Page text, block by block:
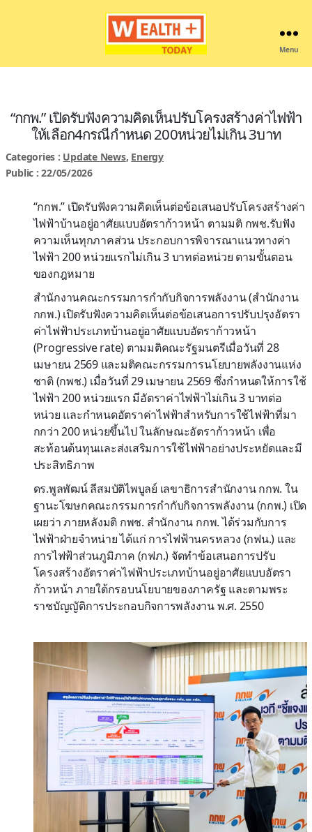
Menu
“กกพ.” เปิดรับฟังความคิดเห็นปรับโครงสร้างค่าไฟฟ้า
ให้เลือก4กรณีกำหนด 200หน่วยไม่เกิน 3บาท
Categories : Update News, Energy
Public : 22/05/2026
“กกพ.” เปิดรับฟังความคิดเห็นต่อข้อเสนอปรับโครงสร้างค่า
ไฟฟ้าบ้านอยู่อาศัยแบบอัตราก้าวหน้า ตามมติ กพช.รับฟัง
ความเห็นทุกภาคส่วน ประกอบการพิจารณาแนวทางค่า
ไฟฟ้า 200 หน่วยแรกไม่เกิน 3 บาทต่อหน่วย ตามขั้นตอน
ของกฎหมาย
สำนักงานคณะกรรมการกำกับกิจการพลังงาน (สำนักงาน
กกพ.) เปิดรับฟังความคิดเห็นต่อข้อเสนอการปรับปรุงอัตรา
ค่าไฟฟ้าประเภทบ้านอยู่อาศัยแบบอัตราก้าวหน้า
(Progressive rate) ตามมติคณะรัฐมนตรีเมื่อวันที่ 28
เมษายน 2569 และมติคณะกรรมการนโยบายพลังงานแห่ง
ชาติ (กพช.) เมื่อวันที่ 29 เมษายน 2569 ซึ่งกำหนดให้การใช้
ไฟฟ้า 200 หน่วยแรก มีอัตราค่าไฟฟ้าไม่เกิน 3 บาทต่อ
หน่วย และกำหนดอัตราค่าไฟฟ้าสำหรับการใช้ไฟฟ้าที่มา
กกว่า 200 หน่วยขึ้นไป ในลักษณะอัตราก้าวหน้า เพื่อ
สะท้อนต้นทุนและส่งเสริมการใช้ไฟฟ้าอย่างประหยัดและมี
ประสิทธิภาพ
ดร.พูลพัฒน์ ลีสมบัติไพบูลย์ เลขาธิการสำนักงาน กกพ. ใน
ฐานะโฆษกคณะกรรมการกำกับกิจการพลังงาน (กกพ.) เปิด
เผยว่า ภายหลังมติ กพช. สำนักงาน กกพ. ได้ร่วมกับการ
ไฟฟ้าฝ่ายจำหน่าย ได้แก่ การไฟฟ้านครหลวง (กฟน.) และ
การไฟฟ้าส่วนภูมิภาค (กฟภ.) จัดทำข้อเสนอการปรับ
โครงสร้างอัตราค่าไฟฟ้าประเภทบ้านอยู่อาศัยแบบอัตรา
ก้าวหน้า ภายใต้กรอบนโยบายของภาครัฐ และตามพระ
ราชบัญญัติการประกอบกิจการพลังงาน พ.ศ. 2550